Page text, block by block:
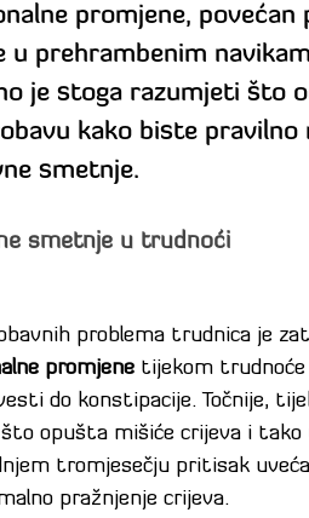
promjene,
u prehrambenim
je stoga razumjeti što
kako biste pravilno
smetnje.
smetnje u trudnoći
problema trudnica je
promjene tijekom
do konstipacije. Točnije,
opušta mišiće crijeva i tako
tromjesečju pritisak
pražnjenje crijeva.